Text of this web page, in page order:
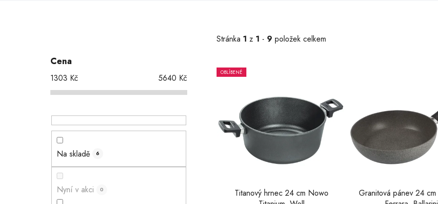
Cena
1303 Kč 5640 Kč
Na skladě 6
Nyní v akci 0
Stránka 1 z 1 - 9 položek celkem
V
i
s
OBLÍBENÉ
Titanový hrnec 24 cm Nowo
Granitová pánev 24 cm